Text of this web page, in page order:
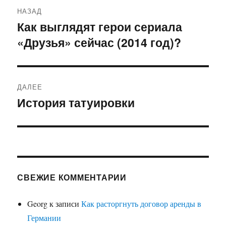
по
записям
НАЗАД
Предыдущая
запись:
Как выглядят герои сериала
«Друзья» сейчас (2014 год)?
ДАЛЕЕ
Следующая
История татуировки
СВЕЖИЕ КОММЕНТАРИИ
Georgк записиКак расторгнуть договор аренды в
Германии